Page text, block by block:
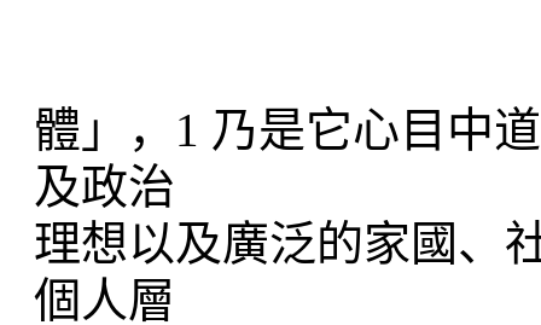
體」，1 乃是它心目中
及政治
理想以及廣泛的家國、
個人層